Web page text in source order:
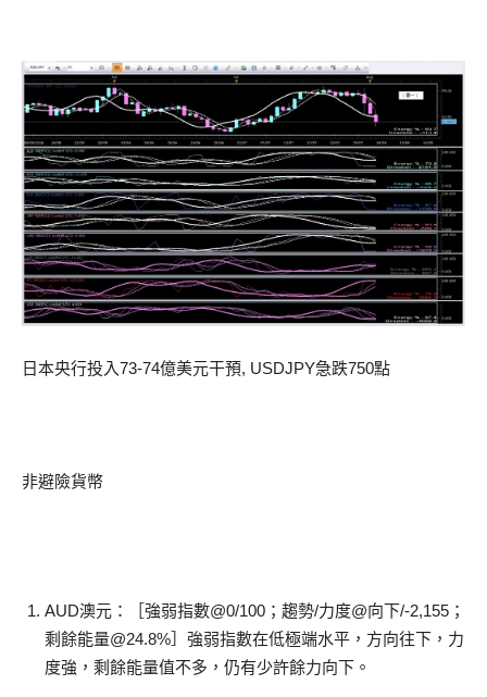
日本央行投入73-74億美元干預, USDJPY急跌750點
非避險貨幣
AUD澳元：［強弱指數@0/100；趨勢/力度@向下/-2,155；
剩餘能量@24.8%］強弱指數在低極端水平，方向往下，力
度強，剩餘能量值不多，仍有少許餘力向下。